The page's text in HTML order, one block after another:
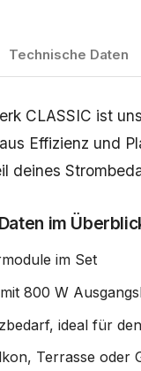
Technische Daten
CLASSIC ist
Effizienz und
deines
im
im Set
800 W
ideal für
Terrasse oder